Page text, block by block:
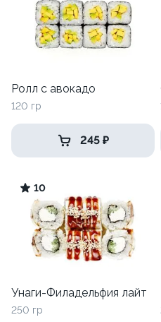
Ролл с авокадо
120 гр
245 ₽
10
Унаги-Филадельфия лайт
250 гр